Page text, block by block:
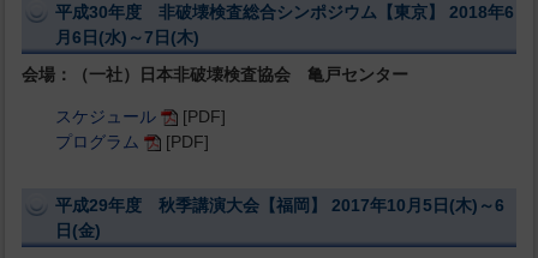
平成30年度 非破壊検査総合シンポジウム【東京】 2018年6
月6日(水)～7日(木)
会場：（一社）日本非破壊検査協会 亀戸センター
スケジュール
[PDF]
プログラム
[PDF]
平成29年度 秋季講演大会【福岡】 2017年10月5日(木)～6
日(金)